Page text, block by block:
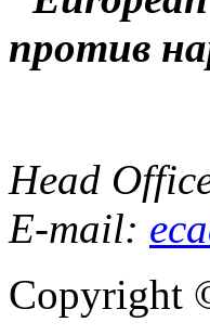
против
Head
E-mail:
Copyright